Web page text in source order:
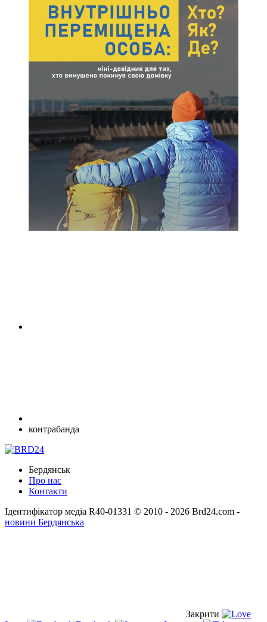
контрабанда
Бердянськ
Про нас
Контакти
Ідентифікатор медіа R40-01331 © 2010 - 2026 Brd24.com -
новини Бердянська
Закрити